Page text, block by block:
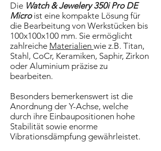
Die Watch &Jewelery 350i Pro DE
Micro ist eine kompakte Lösung für
die Bearbeitung von Werkstücken bis
100x100x100 mm. Sie ermöglicht
zahlreiche Materialien wie z.B. Titan,
Stahl, CoCr, Keramiken, Saphir, Zirkon
oder Aluminium präzise zu
bearbeiten.
Besonders bemerkenswert ist die
Anordnung der Y-Achse, welche
durch ihre Einbaupositionen hohe
Stabilität sowie enorme
Vibrationsdämpfung gewährleistet.